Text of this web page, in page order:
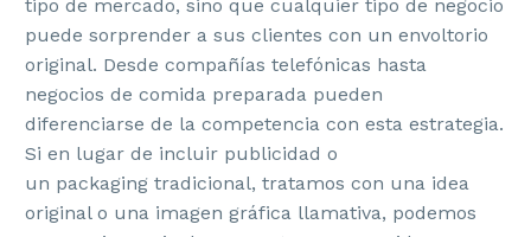
tipo de mercado, sino que cualquier tipo de negocio
puede sorprender a sus clientes con un envoltorio
original. Desde compañías telefónicas hasta
negocios de comida preparada pueden
diferenciarse de la competencia con esta estrategia.
Si en lugar de incluir publicidad o
un packaging tradicional, tratamos con una idea
original o una imagen gráfica llamativa, podemos